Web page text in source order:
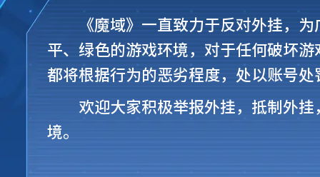
《魔域》一直致力于反对外挂，
平、绿色的游戏环境，对于任何破坏
都将根据行为的恶劣程度，处以账号处
欢迎大家积极举报外挂，抵制外
境。